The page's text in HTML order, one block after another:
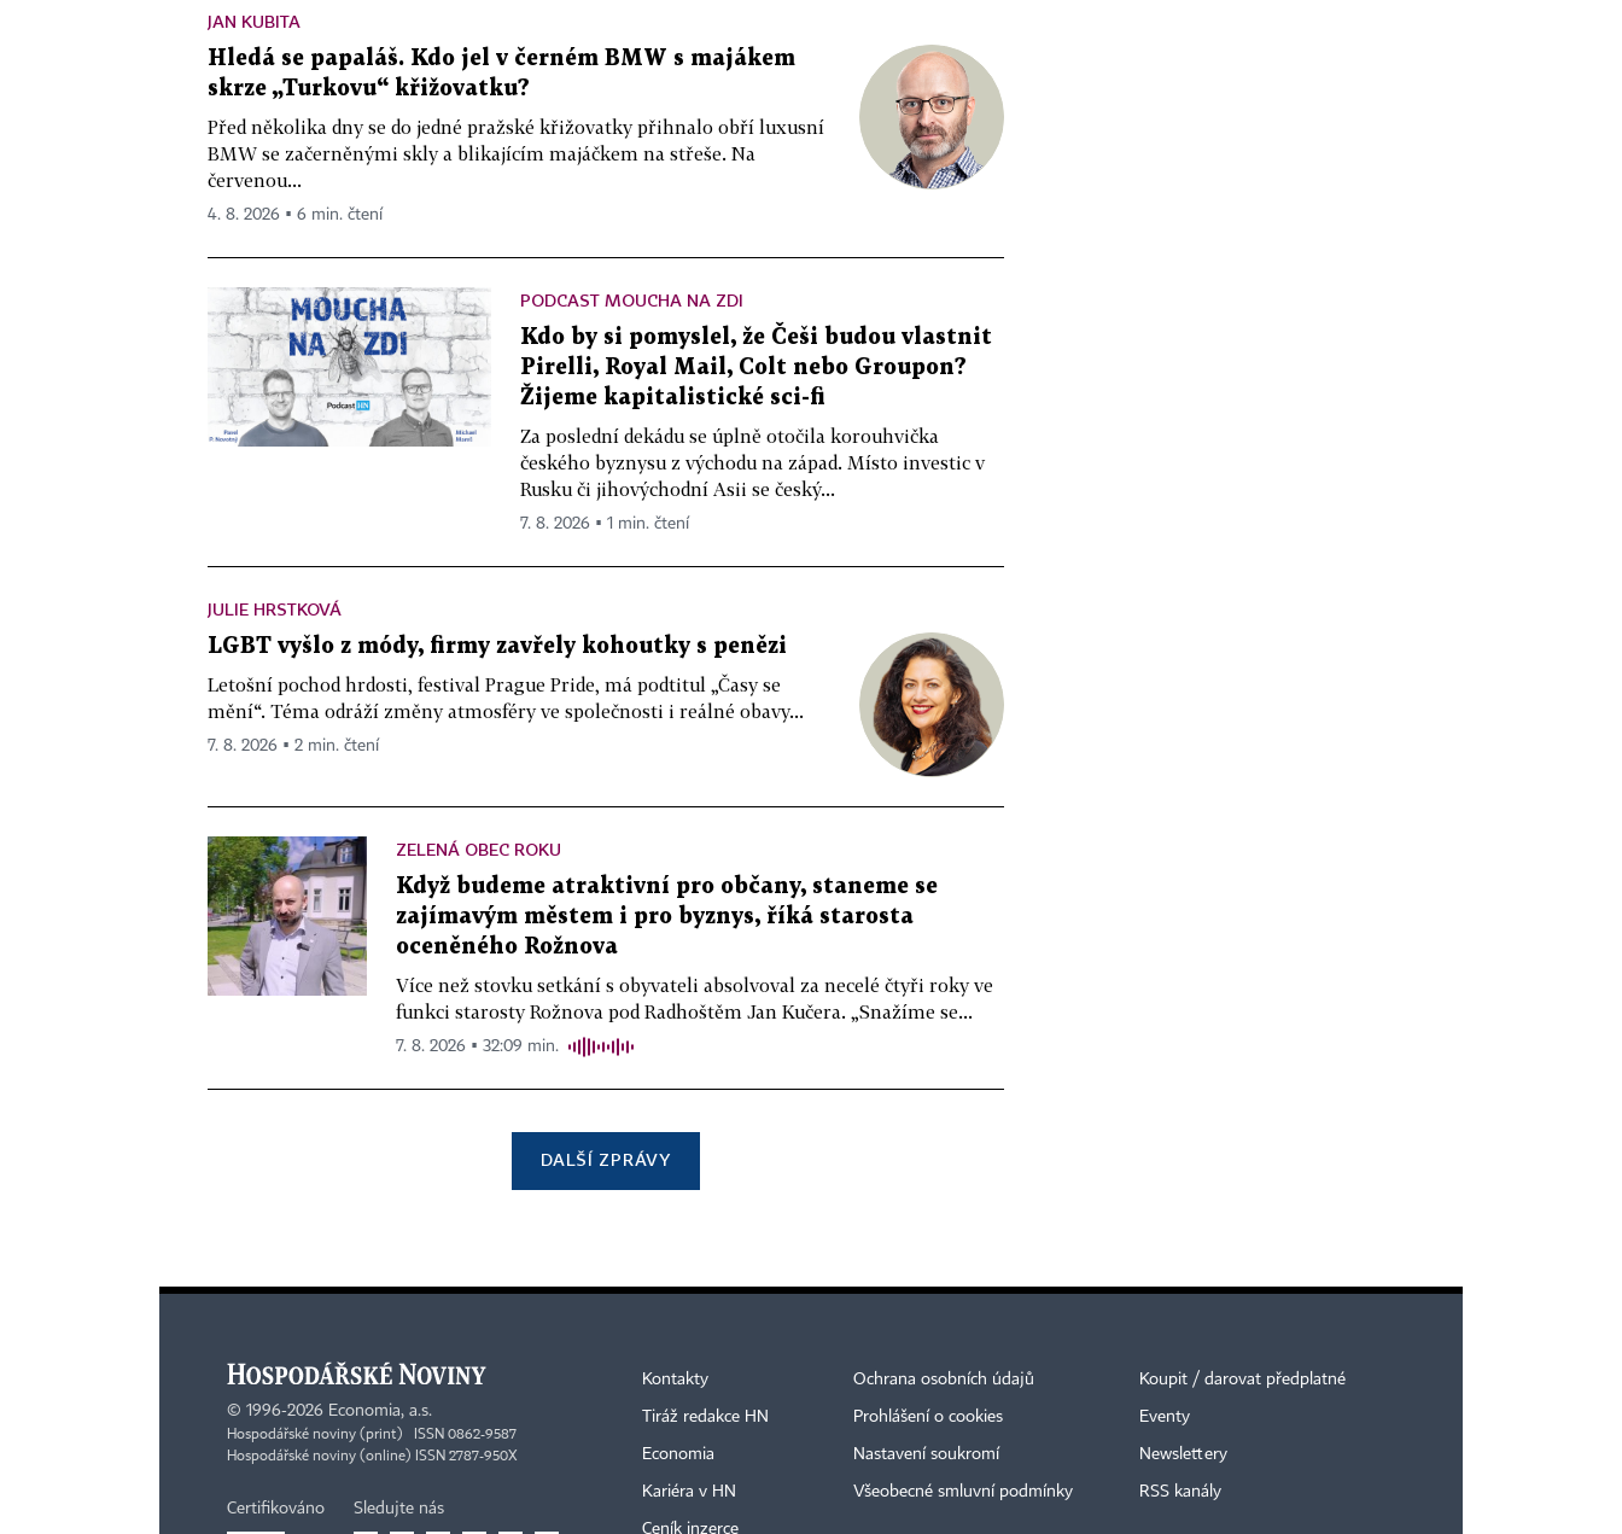
JAN KUBITA
Hledá se papaláš. Kdo jel v černém BMW s majákem
skrze „Turkovu“ křižovatku?
Před několika dny se do jedné pražské křižovatky přihnalo obří luxusní
BMW se začerněnými skly a blikajícím majáčkem na střeše. Na
červenou...
4. 8. 2026 ▪ 6 min. čtení
PODCAST MOUCHA NA ZDI
Kdo by si pomyslel, že Češi budou vlastnit
Pirelli, Royal Mail, Colt nebo Groupon?
Žijeme kapitalistické sci-fi
Za poslední dekádu se úplně otočila korouhvička
českého byznysu z východu na západ. Místo investic v
Rusku či jihovýchodní Asii se český...
7. 8. 2026 ▪ 1 min. čtení
JULIE HRSTKOVÁ
LGBT vyšlo z módy, firmy zavřely kohoutky s penězi
Letošní pochod hrdosti, festival Prague Pride, má podtitul „Časy se
mění“. Téma odráží změny atmosféry ve společnosti i reálné obavy...
7. 8. 2026 ▪ 2 min. čtení
ZELENÁ OBEC ROKU
Když budeme atraktivní pro občany, staneme se
zajímavým městem i pro byznys, říká starosta
oceněného Rožnova
Více než stovku setkání s obyvateli absolvoval za necelé čtyři roky ve
funkci starosty Rožnova pod Radhoštěm Jan Kučera. „Snažíme se...
7. 8. 2026 ▪ 32:09 min.
DALŠÍ ZPRÁVY
© 1996-2026 Economia, a.s.
Hospodářské noviny (print) ISSN 0862-9587
Hospodářské noviny (online) ISSN 2787-950X
Certifikováno Sledujte nás
Kontakty
Tiráž redakce HN
Economia
Kariéra v HN
Ceník inzerce
Ochrana osobních údajů
Prohlášení o cookies
Nastavení soukromí
Všeobecné smluvní podmínky
Koupit / darovat předplatné
Eventy
Newslettery
RSS kanály